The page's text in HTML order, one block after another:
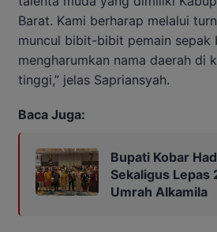
Barat. Kami berharap melalui
muncul bibit-bibit pemain sepak
mengharumkan nama daerah di
tinggi,” jelas Sapriansyah.
Baca Juga:
Bupati Kobar
Sekaligus Lepas
Umrah Alkamila